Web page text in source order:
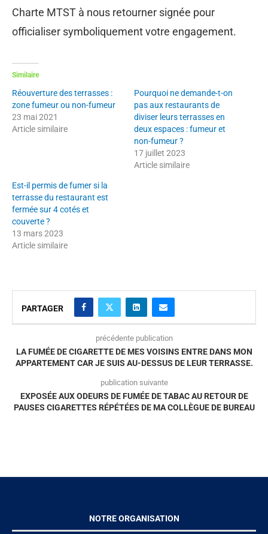
Charte MTST à nous retourner signée pour
officialiser symboliquement votre engagement.
Similaire
Réouverture des terrasses :
zone fumeur ou non-fumeur
23 mai 2021
Article similaire
Pourquoi ne demande-t-on
pas aux restaurants de
diviser leurs terrasses en
deux espaces : fumeur et
non-fumeur ?
17 juillet 2023
Article similaire
Est-il permis de fumer si la
terrasse du restaurant est
fermée sur 4 cotés et
couverte ?
13 mars 2023
Article similaire
PARTAGER
précédente publication
LA FUMÉE DE CIGARETTE DE MES VOISINS ENTRE DANS MON
APPARTEMENT CAR JE SUIS AU-DESSUS DE LEUR TERRASSE.
publication suivante
EXPOSÉE AUX ODEURS DE FUMÉE DE TABAC AU RETOUR DE
PAUSES CIGARETTES RÉPÉTÉES DE MA COLLÈGUE DE BUREAU
NOTRE ORGANISATION